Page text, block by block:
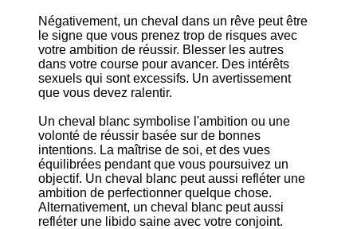
Négativement, un cheval dans un rêve peut être
le signe que vous prenez trop de risques avec
votre ambition de réussir. Blesser les autres
dans votre course pour avancer. Des intérêts
sexuels qui sont excessifs. Un avertissement
que vous devez ralentir.
Un cheval blanc symbolise l'ambition ou une
volonté de réussir basée sur de bonnes
intentions. La maîtrise de soi, et des vues
équilibrées pendant que vous poursuivez un
objectif. Un cheval blanc peut aussi refléter une
ambition de perfectionner quelque chose.
Alternativement, un cheval blanc peut aussi
refléter une libido saine avec votre conjoint.